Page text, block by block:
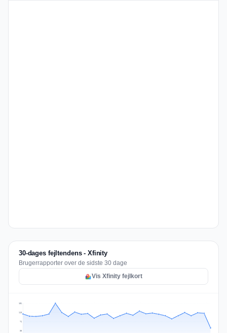
30-dages fejltendens - Xfinity
Brugerrapporter over de sidste 30 dage
Vis Xfinity fejlkort
38
76
113
151